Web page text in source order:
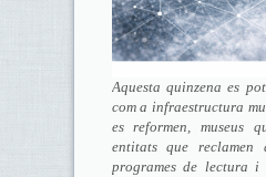
Aquesta quinzena es
com a infraestructura
es reformen, museus
entitats que reclamen
programes de lectura i